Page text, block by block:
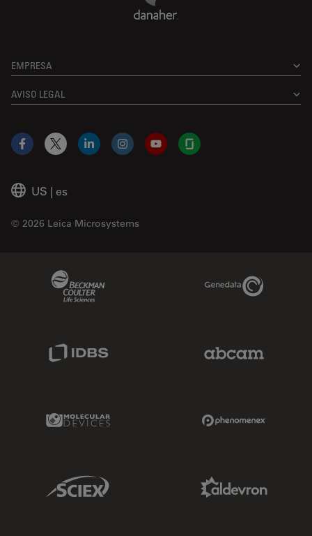
EMPRESA
AVISO LEGAL
US | es
© 2026 Leica Microsystems
Facebook
X LinkedInInstagramYouTubeGlassdoor
Genedata Link
Molecular Devices Link
Sciex Link